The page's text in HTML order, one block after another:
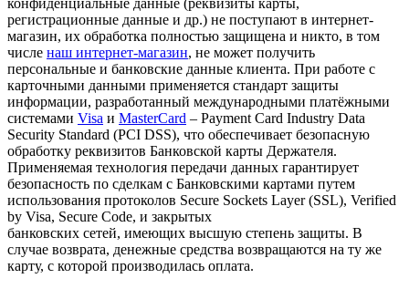
регистрационные данные и др.) не поступают в интернет-
магазин, их обработка полностью защищена и никто, в том
числе наш интернет-магазин, не может получить
персональные и банковские данные клиента. При работе с
карточными данными применяется стандарт защиты
информации, разработанный международными платёжными
системами Visa и MasterCard – Payment Card Industry Data
Security Standard (PCI DSS), что обеспечивает безопасную
обработку реквизитов Банковской карты Держателя.
Применяемая технология передачи данных гарантирует
безопасность по сделкам с Банковскими картами путем
использования протоколов Secure Sockets Layer (SSL), Verified
by Visa, Secure Code, и закрытых
банковских сетей, имеющих высшую степень защиты. В
случае возврата, денежные средства возвращаются на ту же
карту, с которой производилась оплата.